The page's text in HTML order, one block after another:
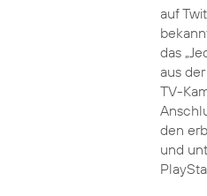
auf
das
aus
TV-
den
und